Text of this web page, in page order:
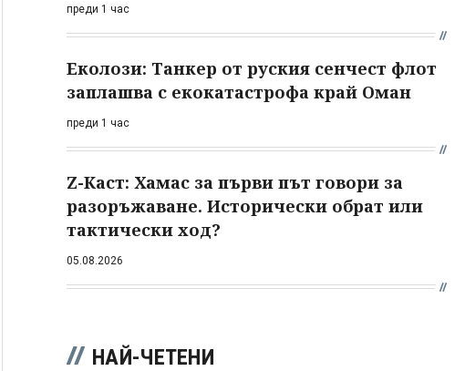
преди 1 час
Еколози: Танкер от руския сенчест флот
заплашва с екокатастрофа край Оман
преди 1 час
Z-Каст: Хамас за първи път говори за
разоръжаване. Исторически обрат или
тактически ход?
05.08.2026
НАЙ-ЧЕТЕНИ